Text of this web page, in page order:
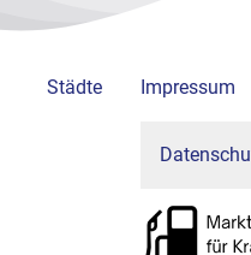
Städte Impressum